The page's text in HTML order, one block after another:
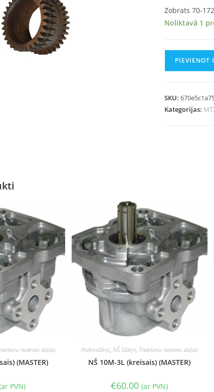
Zobrats 70-
Noliktavā 1
PIEVIENOT
SKU:
Kategorijas:
rezerves daļas
(MASTER)
PVN)
Hidrosūkņi, NŠ Sūkņi, Traktoru rezerves daļas
NŠ 10M-3L (kreisais) (MASTER)
€60.00 (ar PVN)